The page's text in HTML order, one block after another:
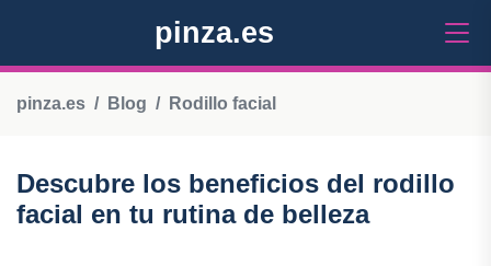
pinza.es
pinza.es Blog Rodillo facial
Descubre los beneficios del rodillo
facial en tu rutina de belleza